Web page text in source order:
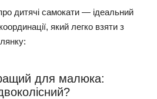
дитячі самокати — ідеальний
який легко взяти з
для малюка: